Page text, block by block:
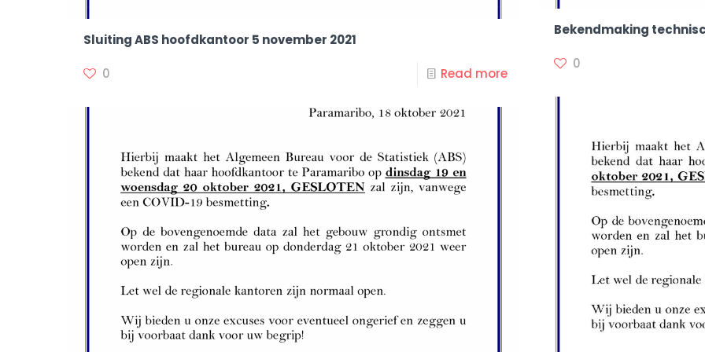
Bekendmaking
0
Sluiting ABS hoofdkantoor 5 november 2021
0 Read more